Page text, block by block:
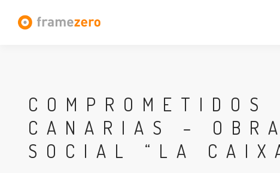
COMPROMETIDOS
CANARIAS – OBRA
SOCIAL “LA